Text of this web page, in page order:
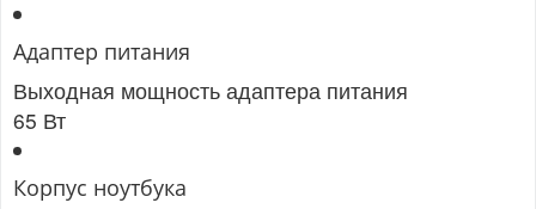
Адаптер питания
Выходная мощность адаптера питания
65 Вт
Корпус ноутбука